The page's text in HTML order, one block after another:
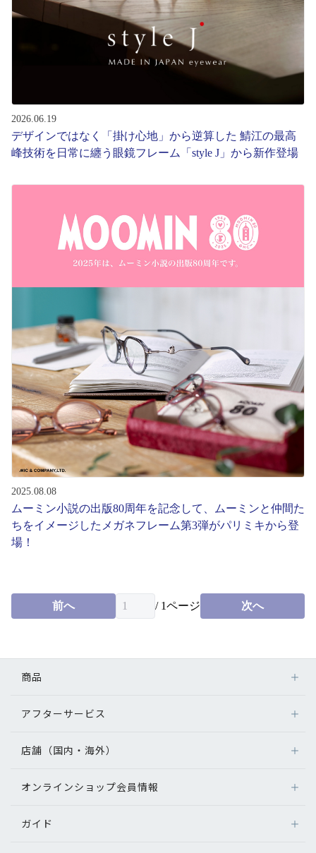
コーディネート
ブログ
お知らせ
初めてのお客様へ
アフターサービス
会社情報
会社概要
パリミキについて
採用情報
お問い合わせ
2026.06.19
デザインではなく「掛け心地」から逆算した 鯖江の最高
峰技術を日常に纏う眼鏡フレーム「style J」から新作登場
2025.08.08
ムーミン小説の出版80周年を記念して、ムーミンと仲間た
ちをイメージしたメガネフレーム第3弾がパリミキから登
場！
前へ / 1ページ 次へ
商品
メガネ
サングラス
補聴器
グッズ・小物
アフターサービス
アフターサービス
メガネの不具合、修理について
補聴器に関するアフターサービス
店舗（国内・海外）
店舗検索
オンラインショップ会員情報
ログイン
ガイド